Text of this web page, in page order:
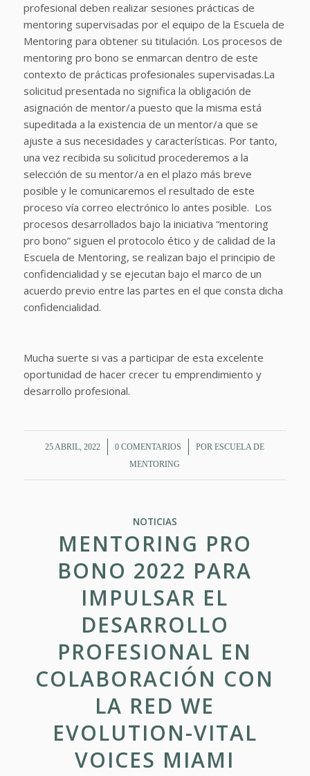
profesional deben realizar sesiones prácticas de
mentoring supervisadas por el equipo de la Escuela de
Mentoring para obtener su titulación. Los procesos de
mentoring pro bono se enmarcan dentro de este
contexto de prácticas profesionales supervisadas.La
solicitud presentada no significa la obligación de
asignación de mentor/a puesto que la misma está
supeditada a la existencia de un mentor/a que se
ajuste a sus necesidades y características. Por tanto,
una vez recibida su solicitud procederemos a la
selección de su mentor/a en el plazo más breve
posible y le comunicaremos el resultado de este
proceso vía correo electrónico lo antes posible. Los
procesos desarrollados bajo la iniciativa “mentoring
pro bono” siguen el protocolo ético y de calidad de la
Escuela de Mentoring, se realizan bajo el principio de
confidencialidad y se ejecutan bajo el marco de un
acuerdo previo entre las partes en el que consta dicha
confidencialidad.
Mucha suerte si vas a participar de esta excelente
oportunidad de hacer crecer tu emprendimiento y
desarrollo profesional.
25 ABRIL, 2022
/ 0 COMENTARIOS
/ PORESCUELA DE
MENTORING
NOTICIAS
MENTORING PRO
BONO 2022 PARA
IMPULSAR EL
DESARROLLO
PROFESIONAL EN
COLABORACIÓN CON
LA RED WE
EVOLUTION-VITAL
VOICES MIAMI